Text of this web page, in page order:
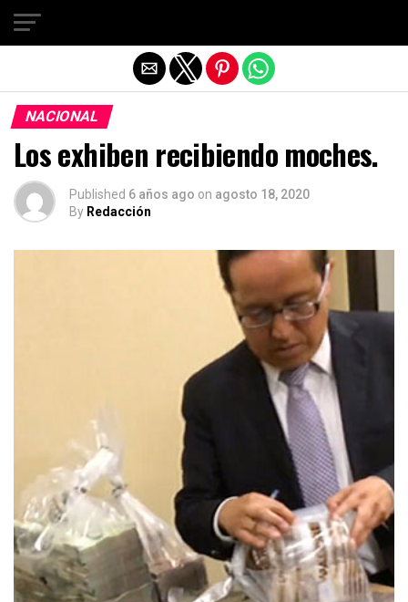
NACIONAL
Los exhiben recibiendo moches.
Published 6 años ago on agosto 18, 2020
By Redacción